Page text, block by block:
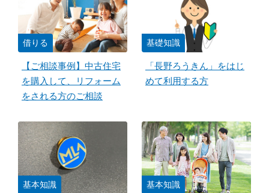
借りる
【ご相談事例】中古住宅
を購入して、リフォーム
をされる方のご相談
基礎知識
「長野ろうきん」をはじ
めて利用する方
基本知識 基本知識